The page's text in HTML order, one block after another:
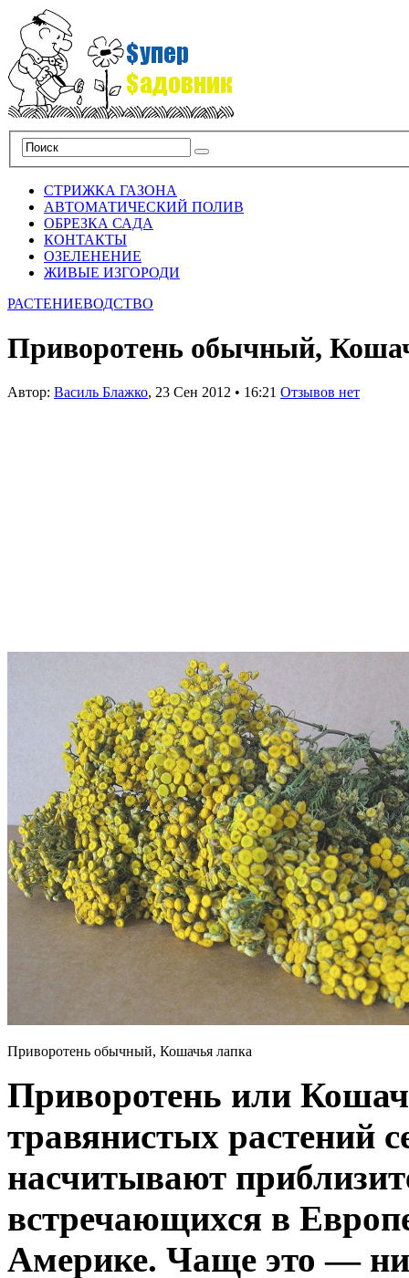
СТРИЖКА ГАЗОНА
АВТОМАТИЧЕСКИЙ ПОЛИВ
ОБРЕЗКА САДА
КОНТАКТЫ
ОЗЕЛЕНЕНИЕ
ЖИВЫЕ ИЗГОРОДИ
РАСТЕНИЕВОДСТВО
Приворотень обычный,
Автор: Василь Блажко, 23 Сен 2012 • 16:21 Отзывов нет
Приворотень обычный, Кошачья лапка
Приворотень или
травянистых растений
насчитывают
встречающихся в
Америке. Чаще это —